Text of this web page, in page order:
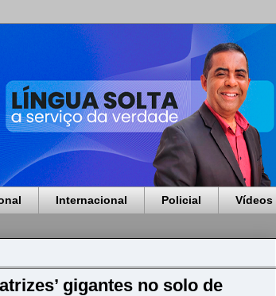
Internacional Policial Vídeos
gigantes no solo de